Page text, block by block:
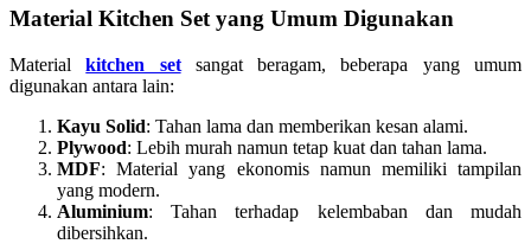
Material Kitchen Set yang Umum Digunakan
Materialkitchen setsangat beragam, beberapa yang umum
digunakan antara lain:
Kayu Solid: Tahan lama dan memberikan kesan alami.
Plywood: Lebih murah namun tetap kuat dan tahan lama.
MDF: Material yang ekonomis namun memiliki tampilan
yang modern.
Aluminium: Tahan terhadap kelembaban dan mudah
dibersihkan.